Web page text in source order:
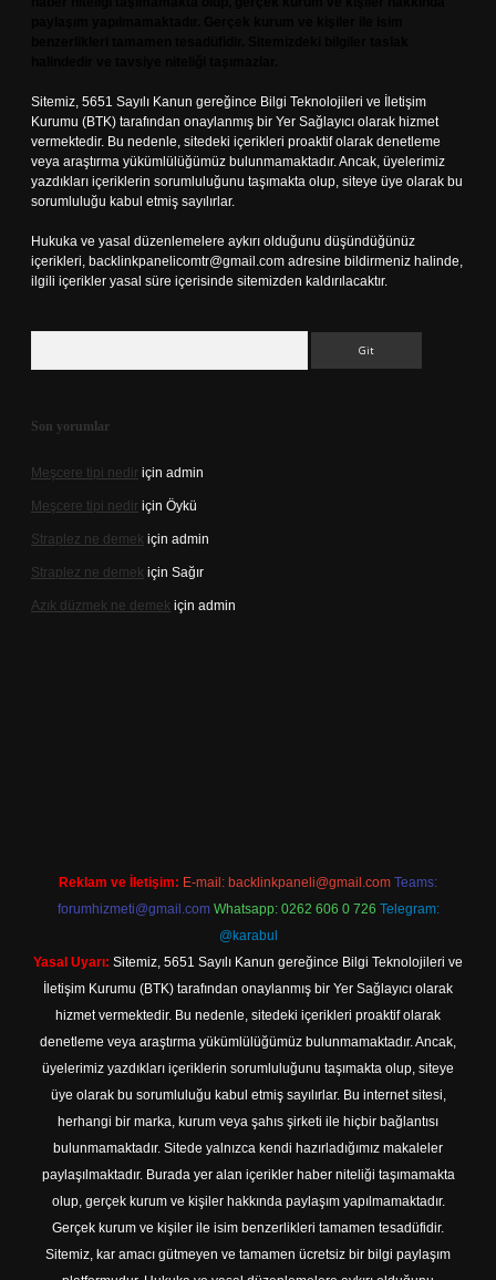
Sitemiz, 5651 Sayılı Kanun gereğince Bilgi Teknolojileri ve İletişim
Kurumu (BTK) tarafından onaylanmış bir Yer Sağlayıcı olarak hizmet
vermektedir. Bu nedenle, sitedeki içerikleri proaktif olarak denetleme
veya araştırma yükümlülüğümüz bulunmamaktadır. Ancak, üyelerimiz
yazdıkları içeriklerin sorumluluğunu taşımakta olup, siteye üye olarak bu
sorumluluğu kabul etmiş sayılırlar.
Hukuka ve yasal düzenlemelere aykırı olduğunu düşündüğünüz
içerikleri, backlinkpanelicomtr@gmail.com adresine bildirmeniz halinde,
ilgili içerikler yasal süre içerisinde sitemizden kaldırılacaktır.
Son yorumlar
Meşcere tipi nedir için admin
Meşcere tipi nedir için Öykü
Straplez ne demek için admin
Straplez ne demek için Sağır
Azık düzmek ne demek için admin
Reklam ve İletişim: E-mail: backlinkpaneli@gmail.com Teams:
forumhizmeti@gmail.com Whatsapp: 0262 606 0 726 Telegram:
@karabul
Yasal Uyarı: Sitemiz, 5651 Sayılı Kanun gereğince Bilgi Teknolojileri ve
İletişim Kurumu (BTK) tarafından onaylanmış bir Yer Sağlayıcı olarak
hizmet vermektedir. Bu nedenle, sitedeki içerikleri proaktif olarak
denetleme veya araştırma yükümlülüğümüz bulunmamaktadır. Ancak,
üyelerimiz yazdıkları içeriklerin sorumluluğunu taşımakta olup, siteye
üye olarak bu sorumluluğu kabul etmiş sayılırlar. Bu internet sitesi,
herhangi bir marka, kurum veya şahıs şirketi ile hiçbir bağlantısı
bulunmamaktadır. Sitede yalnızca kendi hazırladığımız makaleler
paylaşılmaktadır. Burada yer alan içerikler haber niteliği taşımamakta
olup, gerçek kurum ve kişiler hakkında paylaşım yapılmamaktadır.
Gerçek kurum ve kişiler ile isim benzerlikleri tamamen tesadüfidir.
Sitemiz, kar amacı gütmeyen ve tamamen ücretsiz bir bilgi paylaşım